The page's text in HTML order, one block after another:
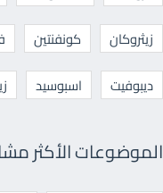
زيثروكان
كونفنتين
ديبوفيت
اسبوسيد
الموضوعات الأكثر